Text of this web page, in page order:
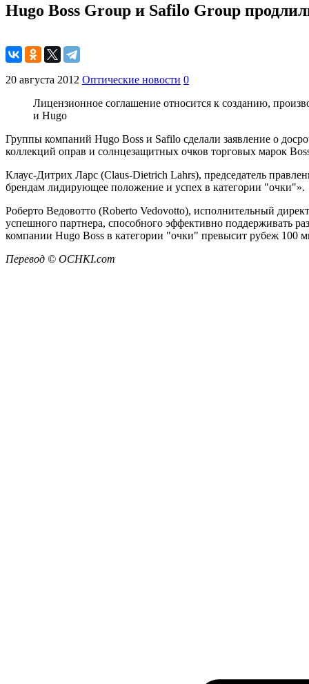
Hugo Boss Group и Safilo Group
20 августа 2012 Оптические новости 0
Лицензионное соглашение относится к созданию,
и Hugo
Группы компаний Hugo Boss и Safilo сделали заявление о
коллекций оправ и солнцезащитных очков торговых марок
Клаус-Дитрих Ларс (Claus-Dietrich Lahrs), председатель
брендам лидирующее положение и успех в категории "очки"».
Роберто Ведовотто (Roberto Vedovotto), исполнительный
успешного партнера, способного эффективно поддерживать
компании Hugo Boss в категории "очки" превысит рубеж 100
Перевод © OCHKI.com